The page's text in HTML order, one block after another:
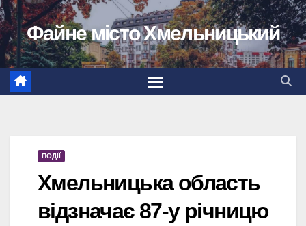
Перейти
до
вмісту
Файне місто Хмельницький
ПОДІЇ
Хмельницька область
відзначає 87-у річницю